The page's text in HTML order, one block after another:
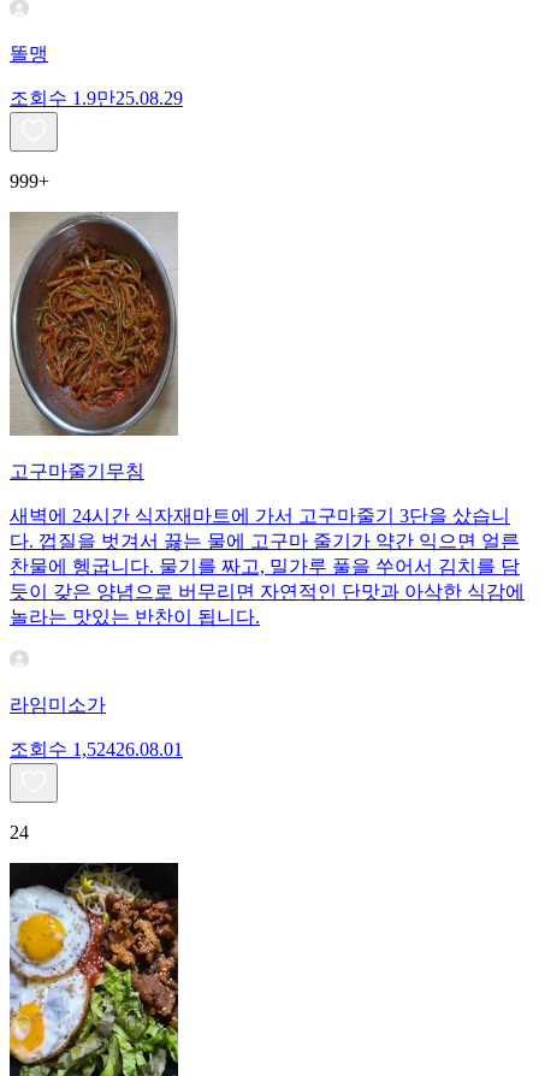
똘맹
조회수 1.9만25.08.29
999+
고구마줄기무침
새벽에 24시간 식자재마트에 가서 고구마줄기 3단을 샀습니
다. 껍질을 벗겨서 끓는 물에 고구마 줄기가 약간 익으면 얼른
찬물에 헹굽니다. 물기를 짜고, 밀가루 풀을 쑤어서 김치를 담
듯이 갖은 양념으로 버무리면 자연적인 단맛과 아삭한 식감에
놀라는 맛있는 반찬이 됩니다.
라임미소가
조회수 1,52426.08.01
24